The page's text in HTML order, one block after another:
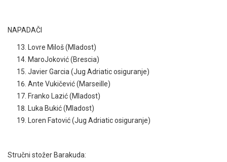
NAPADAČI
Lovre Miloš (Mladost)
MaroJoković (Brescia)
Javier Garcia (Jug Adriatic osiguranje)
Ante Vukičević (Marseille)
Franko Lazić (Mladost)
Luka Bukić (Mladost)
Loren Fatović (Jug Adriatic osiguranje)
Stručni stožer Barakuda: